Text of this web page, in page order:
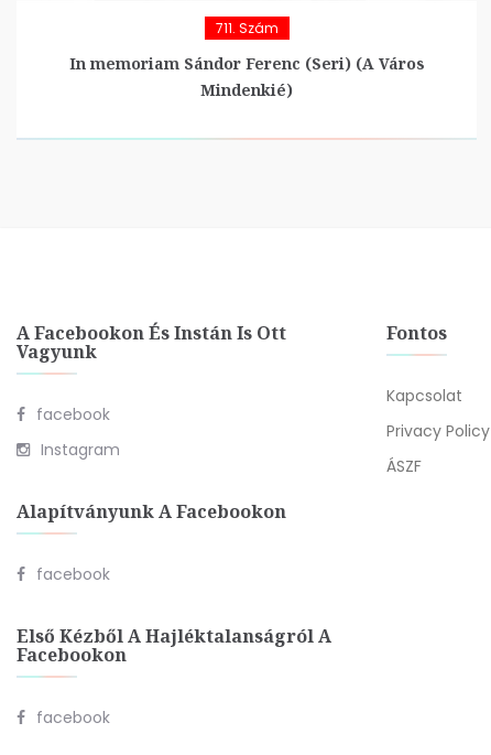
711. Szám
In memoriam Sándor Ferenc (Seri) (A Város
Mindenkié)
A Facebookon És Instán Is Ott
Vagyunk
facebook
Instagram
Alapítványunk A Facebookon
facebook
Első Kézből A Hajléktalanságról A
Facebookon
facebook
Fontos
Kapcsolat
Privacy Policy
ÁSZF